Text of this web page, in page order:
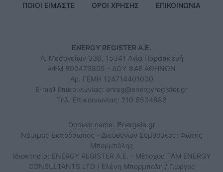
ΠΟΙΟΙ ΕΙΜΑΣΤΕ ΟΡΟΙ ΧΡΗΣΗΣ ΕΠΙΚΟΙΝΩΝΙΑ
ENERGY REGISTER Α.Ε.
Λ. Μεσογείων 336, 15341 Αγία Παρασκευή
ΑΦΜ 800479805 - ΔΟΥ ΦΑΕ ΑΘΗΝΩΝ
Αρ. ΓΕΜΗ 124714401000
E-mail Επικοινωνίας: enreg@energyregister.gr
Τηλ. Επικοινωνίας: 210 6534882
Domain name: iEnergeia.gr
Νόμιμος Εκπρόσωπος - Διευθύνων Σύμβουλος: Φώτης
Μπορμπόλης
Ιδιοκτησία: ENERGY REGISTER Α.Ε. - Μέτοχοι: TAM ENERGY
CONSULTANTS LTD / Ελένη Μπορμπόλη / Γιώργος